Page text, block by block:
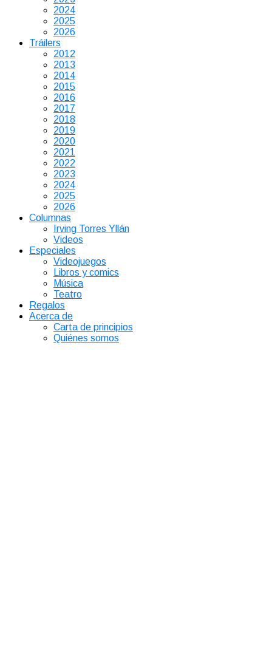
2024
2025
2026
Tráilers
2012
2013
2014
2015
2016
2017
2018
2019
2020
2021
2022
2023
2024
2025
2026
Columnas
Irving Torres Yllán
Videos
Especiales
Videojuegos
Libros y comics
Música
Teatro
Regalos
Acerca de
Carta de principios
Quiénes somos